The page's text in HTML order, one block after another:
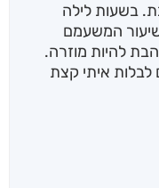
בשעות לילה
המשעמם
להיות מוזרה.
לבלות איתי קצת